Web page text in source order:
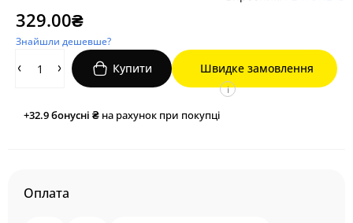
329.00₴
Знайшли дешевше?
Купити Швидке замовлення
+32.9бонусні ₴ на рахунок при покупці
i
Оплата